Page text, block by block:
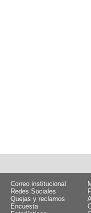
Correo institucional
Redes Sociales
Quejas y reclamos
Encuesta